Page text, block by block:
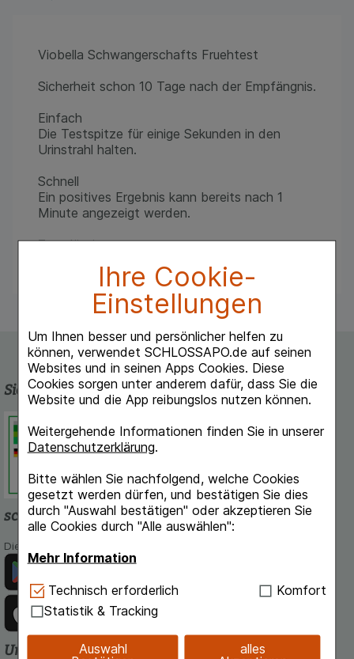
Ihre Cookie-
Einstellungen
Um Ihnen besser und persönlicher helfen zu
können, verwendet SCHLOSSAPO.de auf seinen
Websites und in seinen Apps Cookies. Diese
Cookies sorgen unter anderem dafür, dass Sie die
Website und die App reibungslos nutzen können.
Weitergehende Informationen finden Sie in unserer
Datenschutzerklärung.
Bitte wählen Sie nachfolgend, welche Cookies
gesetzt werden dürfen, und bestätigen Sie dies
durch "Auswahl bestätigen" oder akzeptieren Sie
alle Cookies durch "Alle auswählen":
Mehr Information
Technisch Notwendig:Hierbei handelt es sich um
Cookies, die für die Grundfunktionen unserer
Website notwendig sind (z.B. Navigation,
Warenkorb, Kundenkonto), weshalb auf diese nicht
verzichtet werden kann.
Technisch erforderlich
Komfort
Statistik & Tracking
Auswahl
alles
Viobella Schwangerschafts Fruehtest
Sicherheit schon 10 Tage nach der Empfängnis.
Einfach
Die Testspitze für einige Sekunden in den
Urinstrahl halten.
Schnell
Ein positives Ergebnis kann bereits nach 1
Minute angezeigt werden.
Zuverlässig
Sicherheit und Qualität
Deutschen Institut für Medizinische
Dokumentation und Information.
schlossapo.de-App
Die App von schlossapo.de jetzt mit E-Rezept-Scanner
Unsere Zahlungsarten